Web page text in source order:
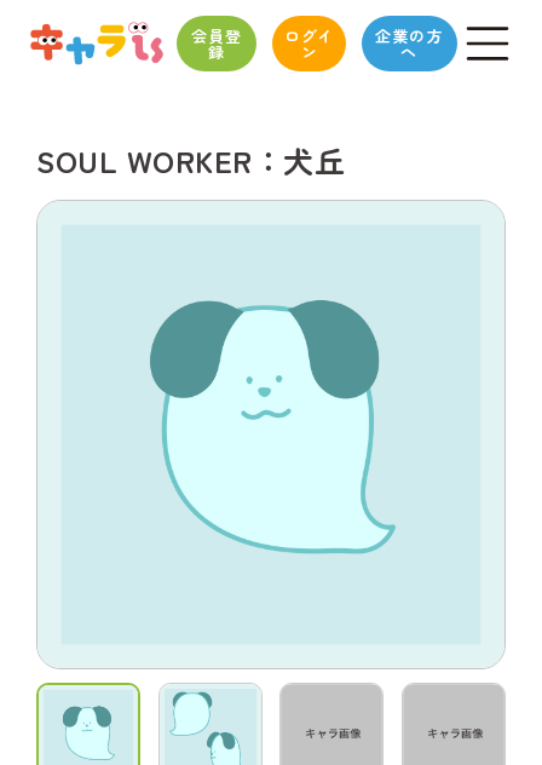
会員登
録
ログイ
ン
企業の方
へ
SOUL WORKER：犬丘